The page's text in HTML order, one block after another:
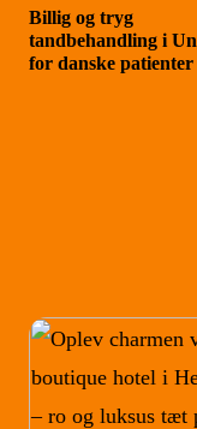
Billig og tryg
tandbehandling i
for danske patienter